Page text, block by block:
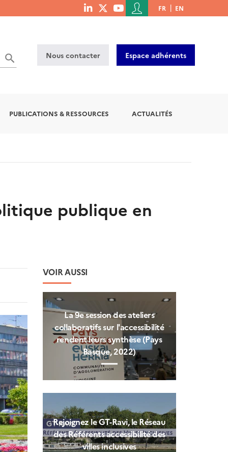
menu
Menu
du
de
l'utilisateur
FR EN
Nous contacter Espace adhérents
PUBLICATIONS & RESSOURCES ACTUALITÉS
publique en
VOIR AUSSI
La 9e session des ateliers
collaboratifs sur l'accessibilité
rendent leurs synthèse (Pays
Basque, 2022)
Rejoignez le GT-Ravi, le Réseau
des Référents accessibilité des
villes inclusives